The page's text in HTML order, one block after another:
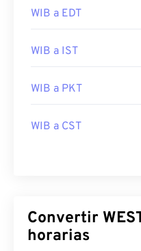
WIB a EDT
WIB a IST
WIB a PKT
WIB a CST
Convertir
horarias